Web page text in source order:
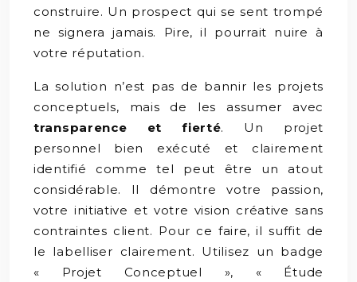
construire. Un prospect qui se sent trompé
ne signera jamais. Pire, il pourrait nuire à
votre réputation.
La solution n’est pas de bannir les projets
conceptuels, mais de les assumer avec
transparence et fierté. Un projet
personnel bien exécuté et clairement
identifié comme tel peut être un atout
considérable. Il démontre votre passion,
votre initiative et votre vision créative sans
contraintes client. Pour ce faire, il suffit de
le labelliser clairement. Utilisez un badge
« Projet Conceptuel », « Étude